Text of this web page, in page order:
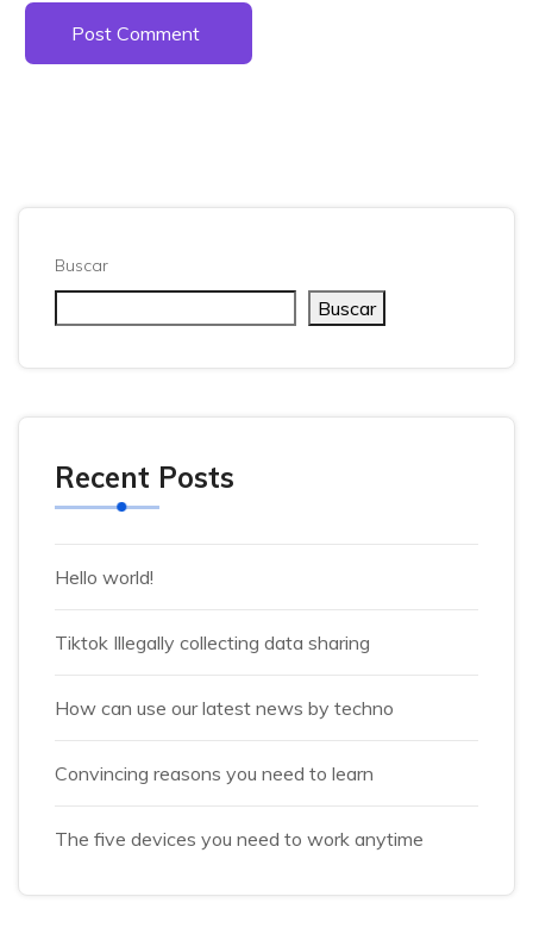
Post Comment
Buscar
Buscar
Recent Posts
Hello world!
Tiktok Illegally collecting data sharing
How can use our latest news by techno
Convincing reasons you need to learn
The five devices you need to work anytime